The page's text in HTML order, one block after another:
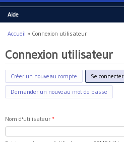
Aide
Vous êtes ici
Accueil » Connexion utilisateur
Connexion utilisateur
Créer un nouveau compte Se connecter
Demander un nouveau mot de passe
Nom d'utilisateur *